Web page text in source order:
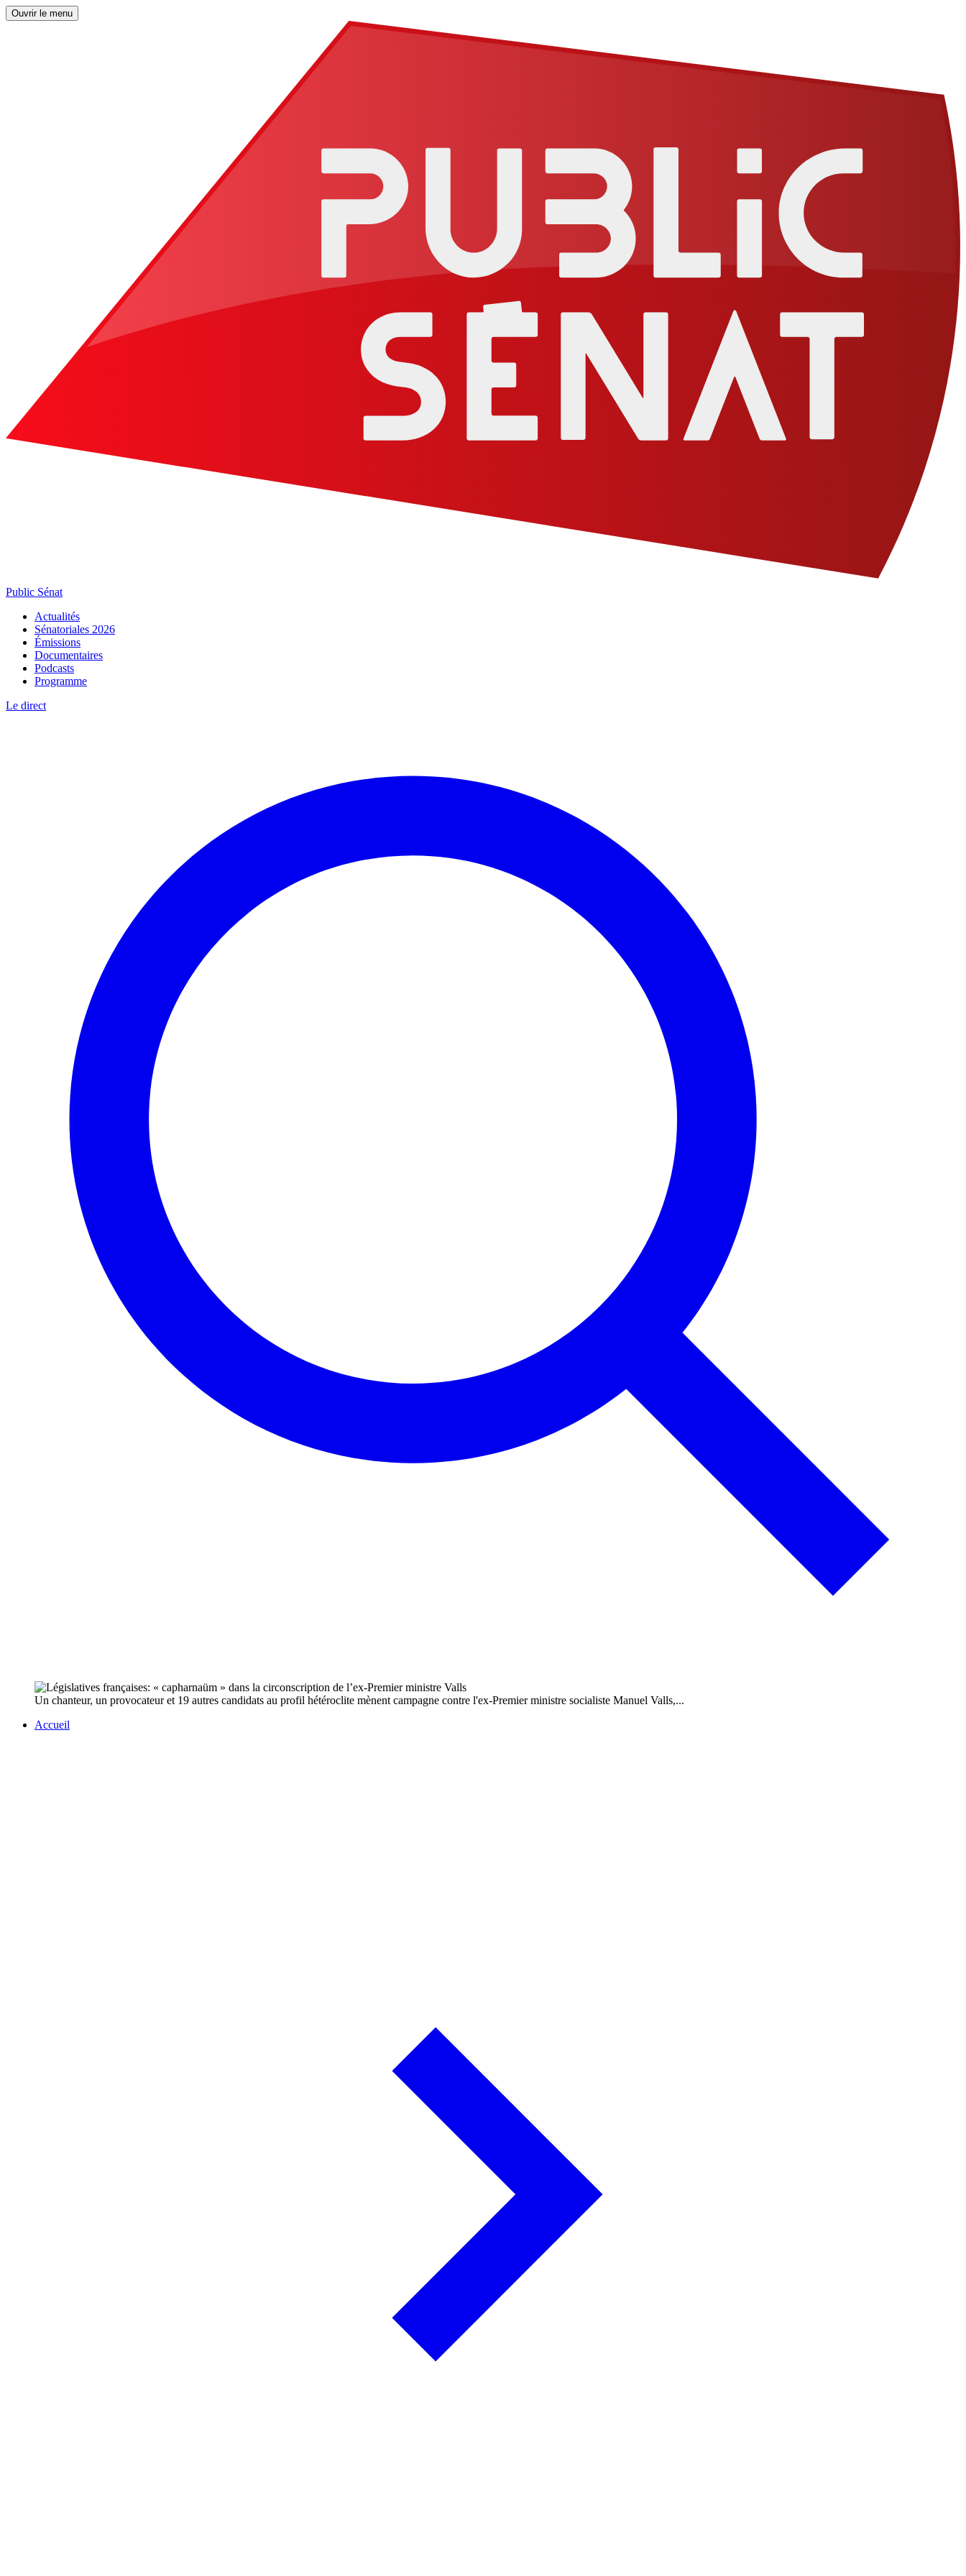
Ouvrir le menu
Public Sénat
Actualités
Sénatoriales 2026
Émissions
Documentaires
Podcasts
Programme
Le direct
Un chanteur, un provocateur et 19 autres candidats au profil hétéroclite mènent campagne contre l'ex-Premier ministre socialiste Manuel Valls,...
Accueil